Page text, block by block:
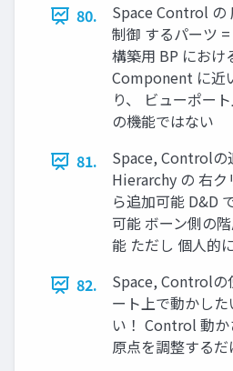
80.
Space Control の
制御 するパーツ
構築用 BP におけ
Component に近
り、 ビューポー
の機能ではない
81.
Space, Controlの
Hierarchy の 右ク
ら追加可能 D&D
可能 ボーン側の
能 ただし 個人的
82.
Space, Controlの
ート上で動かし
い！ Control 動
原点を調整する